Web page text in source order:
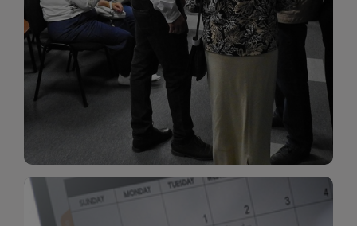
Wystawy
Biblioteka organizuje prezentujące zarówno
sztukę lokalnych twórców, jak i zbiory tematyczne.
W tej sekcji znajdziesz informacje o aktualnych